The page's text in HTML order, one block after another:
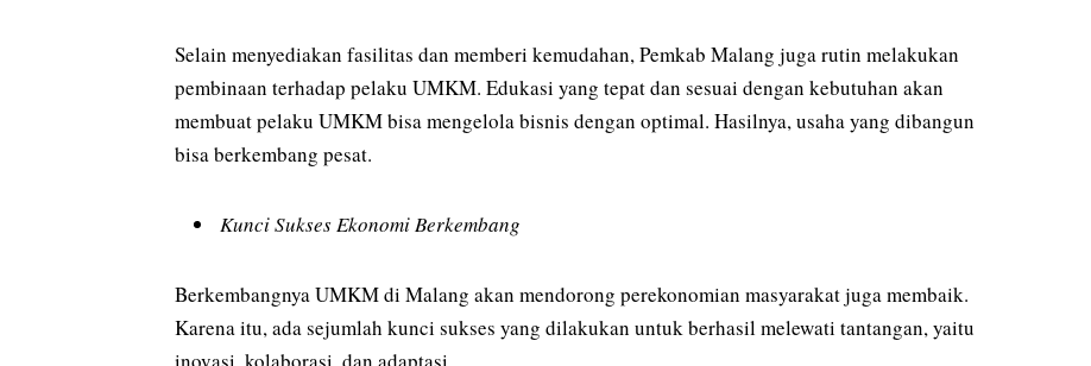
Selain menyediakan fasilitas dan memberi kemudahan, Pemkab Malang juga rutin melakukan
pembinaan terhadap pelaku UMKM. Edukasi yang tepat dan sesuai dengan kebutuhan akan
membuat pelaku UMKM bisa mengelola bisnis dengan optimal. Hasilnya, usaha yang dibangun
bisa berkembang pesat.
Kunci Sukses Ekonomi Berkembang
Berkembangnya UMKM di Malang akan mendorong perekonomian masyarakat juga membaik.
Karena itu, ada sejumlah kunci sukses yang dilakukan untuk berhasil melewati tantangan, yaitu
inovasi, kolaborasi, dan adaptasi.